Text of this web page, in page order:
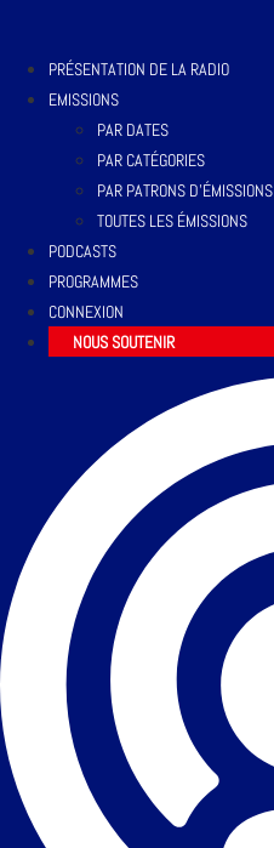
PRÉSENTATION DE LA RADIO
EMISSIONS
PAR DATES
PAR CATÉGORIES
PAR PATRONS D’ÉMISSIONS
TOUTES LES ÉMISSIONS
PODCASTS
PROGRAMMES
CONNEXION
NOUS SOUTENIR